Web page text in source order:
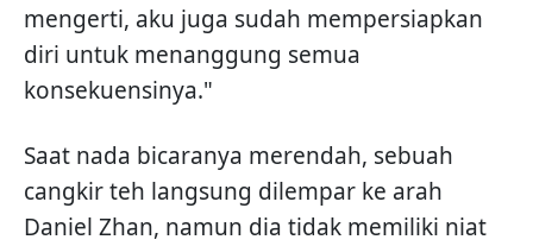
mengerti, aku juga sudah mempersiapkan
diri untuk menanggung semua
konsekuensinya."
Saat nada bicaranya merendah, sebuah
cangkir teh langsung dilempar ke arah
Daniel Zhan, namun dia tidak memiliki niat